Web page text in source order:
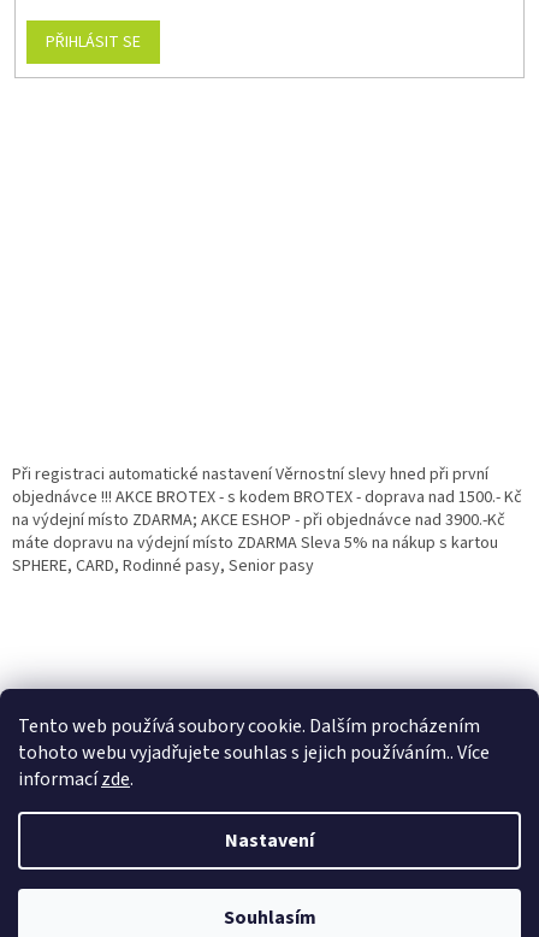
Tento web používá soubory cookie. Dalším procházením
tohoto webu vyjadřujete souhlas s jejich používáním.. Více
informacízde.
Nastavení
Souhlasím
nastavená Věrnostní sleva 3% - 10% na Všechny Vaše další nákupy. Čím
víc nakoupíte, tím větší slevu můžete získat. Vaše objednávky se sčítají.
Využít můžete i "Slevové kody" nebo DOPRAVU ZDARMA. Přejeme
příjemný nákup u nás Jana Kotasová Komárková a kolektiv pracovníků
PŘIHLÁSIT SE
Při registraci automatické nastavení Věrnostní slevy hned při první
objednávce !!! AKCE BROTEX - s kodem BROTEX - doprava nad 1500.- Kč
na výdejní místo ZDARMA; AKCE ESHOP - při objednávce nad 3900.-Kč
máte dopravu na výdejní místo ZDARMA Sleva 5% na nákup s kartou
SPHERE, CARD, Rodinné pasy, Senior pasy
Copyright 2026Eshop Jana. Všechna práva vyhrazena.